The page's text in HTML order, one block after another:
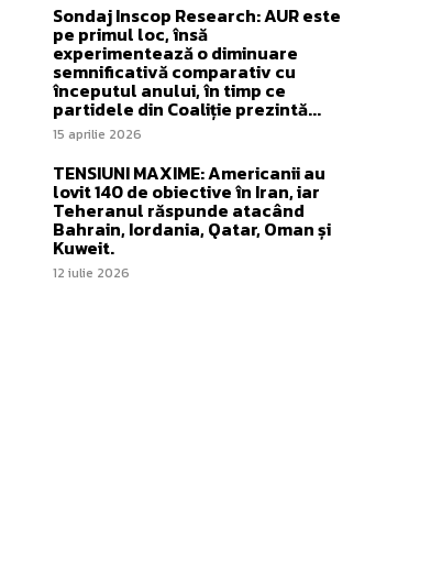
Sondaj Inscop Research: AUR este
pe primul loc, însă
experimentează o diminuare
semnificativă comparativ cu
începutul anului, în timp ce
partidele din Coaliție prezintă...
15 aprilie 2026
TENSIUNI MAXIME: Americanii au
lovit 140 de obiective în Iran, iar
Teheranul răspunde atacând
Bahrain, Iordania, Qatar, Oman și
Kuweit.
12 iulie 2026